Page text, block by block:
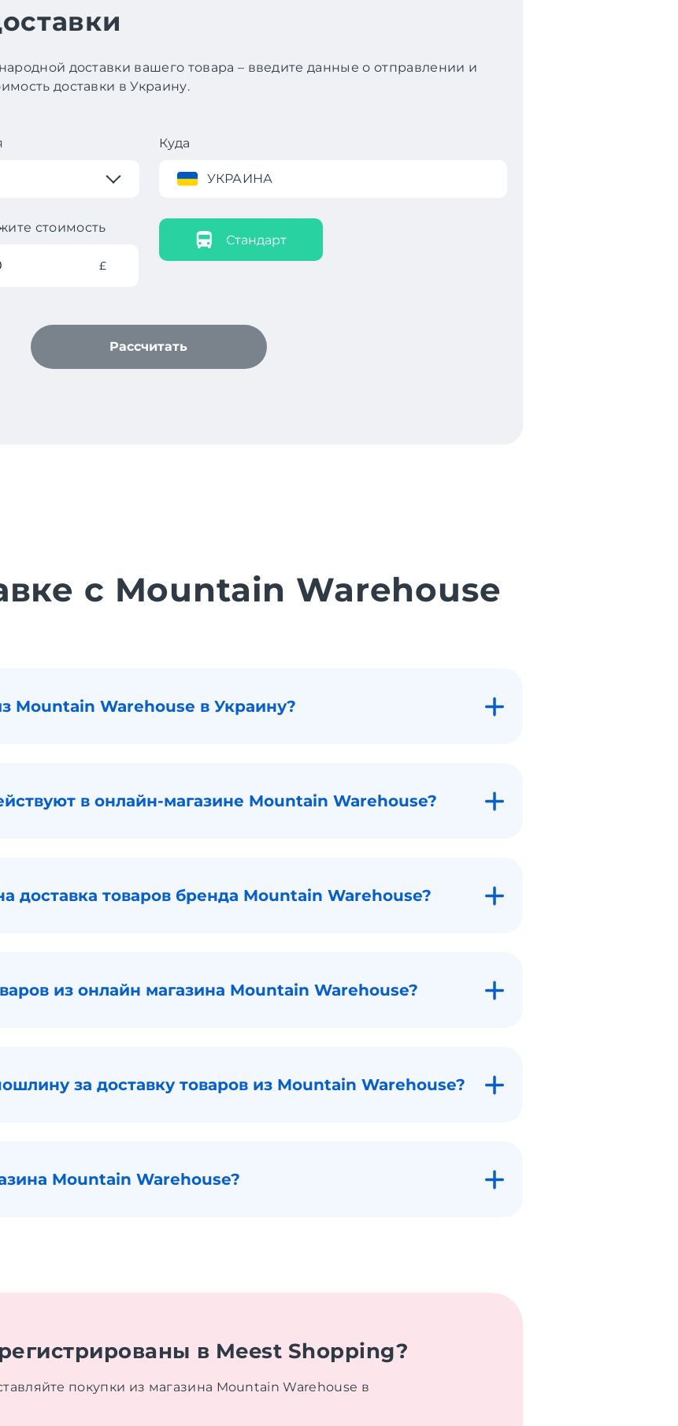
доставки вашего товара – введите данные о отправлении и
доставки в Украину.
Куда
УКРАИНА
стоимость
£
Стандарт
Рассчитать
с Mountain Warehouse
Mountain Warehouse в Украину?
в онлайн-магазине Mountain Warehouse?
доставка товаров бренда Mountain Warehouse?
из онлайн магазина Mountain Warehouse?
за доставку товаров из Mountain Warehouse?
Mountain Warehouse?
в Meest Shopping?
покупки из магазина Mountain Warehouse в